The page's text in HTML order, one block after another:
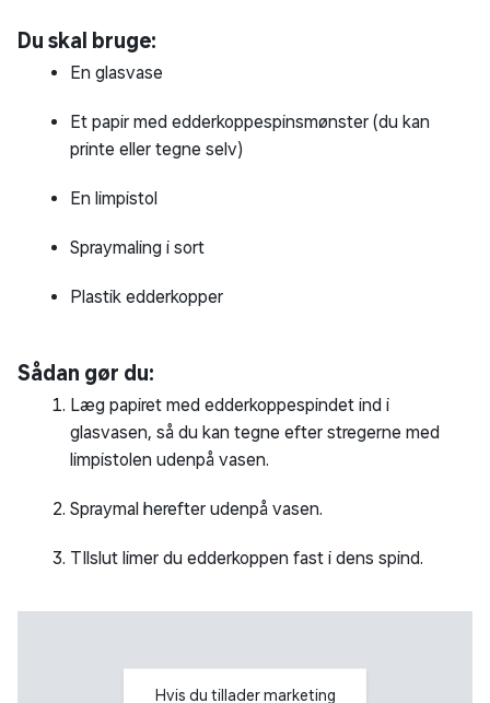
Du skal bruge:
En glasvase
Et papir med edderkoppespinsmønster (du kan
printe eller tegne selv)
En limpistol
Spraymaling i sort
Plastik edderkopper
Sådan gør du:
Læg papiret med edderkoppespindet ind i
glasvasen, så du kan tegne efter stregerne med
limpistolen udenpå vasen.
Spraymal herefter udenpå vasen.
TIlslut limer du edderkoppen fast i dens spind.
Hvis du tillader marketing